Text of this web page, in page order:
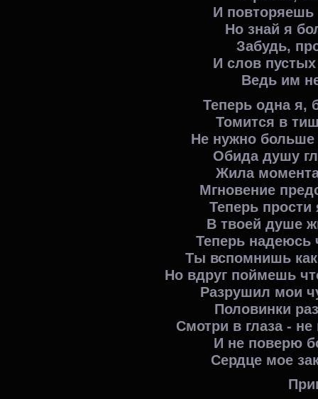
И повторяешь
Но знай я
Забудь,
И слов
Ведь им
Теперь одна я,
Томится в
Не нужно
Обида душу
Жила
Мгновение
Теперь прости
В твоей душе
Теперь надеюсь
Ты вспомнишь
Но вдруг поймешь
Разрушил мои
Половинки
Смотри в глаза -
И не поверю
Сердце мое